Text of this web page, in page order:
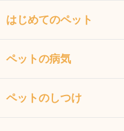
はじめてのペット
ペットの病気
ペットのしつけ